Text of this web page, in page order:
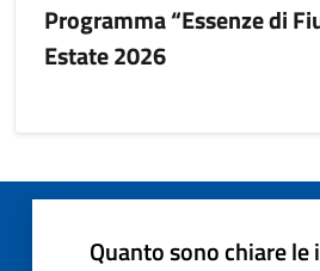
Programma “Essenze di
Estate 2026
Quanto sono chiare